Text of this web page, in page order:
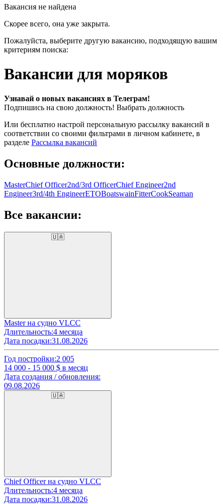
Вакансия не найдена
Скорее всего, она уже закрыта.
Пожалуйста, выберите другую вакансию, подходящую вашим
критериям поиска:
Вакансии для моряков
Узнавай о новых вакансиях в Телеграм!
Подпишись на свою должность! Выбрать должность
Или бесплатно настрой персональную рассылку вакансий в
соответствии со своими фильтрами в личном кабинете, в
разделе Рассылка вакансий
Основные должности:
MasterChief Officer2nd/3rd OfficerChief Engineer2nd
Engineer3rd/4th EngineerETOBoatswainFitterCookSeaman
Все вакансии:
🇺🇦
Master на судно VLCC
Длительность:4 месяца
Дата посадки:31.08.2026
Год постройки:2 005
14 000 - 15 000 $ в месяц
Дата создания / обновления:
09.08.2026
🇺🇦
Chief Officer на судно VLCC
Длительность:4 месяца
Дата посадки:31.08.2026